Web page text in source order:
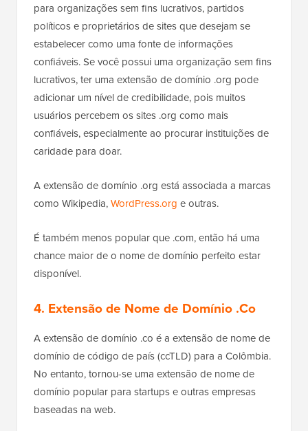
para organizações sem fins lucrativos, partidos
políticos e proprietários de sites que desejam se
estabelecer como uma fonte de informações
confiáveis. Se você possui uma organização sem fins
lucrativos, ter uma extensão de domínio .org pode
adicionar um nível de credibilidade, pois muitos
usuários percebem os sites .org como mais
confiáveis, especialmente ao procurar instituições de
caridade para doar.
A extensão de domínio .org está associada a marcas
como Wikipedia,WordPress.org e outras.
É também menos popular que .com, então há uma
chance maior de o nome de domínio perfeito estar
disponível.
4. Extensão de Nome de Domínio .Co
A extensão de domínio .co é a extensão de nome de
domínio de código de país (ccTLD) para a Colômbia.
No entanto, tornou-se uma extensão de nome de
domínio popular para startups e outras empresas
baseadas na web.